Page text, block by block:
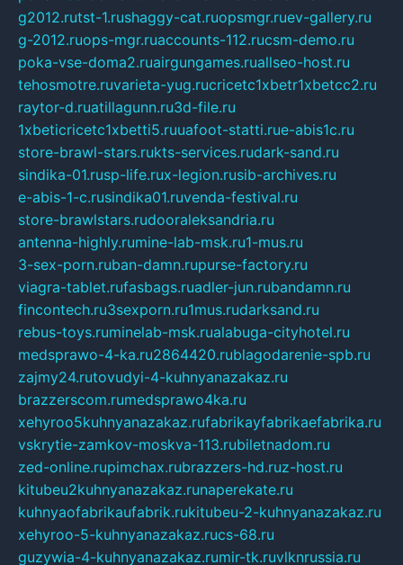
g2012.rutst-1.rushaggy-cat.ruopsmgr.ruev-gallery.ru
g-2012.ruops-mgr.ruaccounts-112.rucsm-demo.ru
poka-vse-doma2.ruairgungames.ruallseo-host.ru
tehosmotre.ruvarieta-yug.rucricetc1xbetr1xbetcc2.ru
raytor-d.ruatillagunn.ru3d-file.ru
1xbeticricetc1xbetti5.ruuafoot-statti.rue-abis1c.ru
store-brawl-stars.rukts-services.rudark-sand.ru
sindika-01.rusp-life.rux-legion.rusib-archives.ru
e-abis-1-c.rusindika01.ruvenda-festival.ru
store-brawlstars.rudooraleksandria.ru
antenna-highly.rumine-lab-msk.ru1-mus.ru
3-sex-porn.ruban-damn.rupurse-factory.ru
viagra-tablet.rufasbags.ruadler-jun.rubandamn.ru
fincontech.ru3sexporn.ru1mus.rudarksand.ru
rebus-toys.ruminelab-msk.rualabuga-cityhotel.ru
medsprawo-4-ka.ru2864420.rublagodarenie-spb.ru
zajmy24.rutovudyi-4-kuhnyanazakaz.ru
brazzerscom.rumedsprawo4ka.ru
xehyroo5kuhnyanazakaz.rufabrikayfabrikaefabrika.ru
vskrytie-zamkov-moskva-113.rubiletnadom.ru
zed-online.rupimchax.rubrazzers-hd.ruz-host.ru
kitubeu2kuhnyanazakaz.runaperekate.ru
kuhnyaofabrikaufabrik.rukitubeu-2-kuhnyanazakaz.ru
xehyroo-5-kuhnyanazakaz.rucs-68.ru
guzywia-4-kuhnyanazakaz.rumir-tk.ruvlknrussia.ru